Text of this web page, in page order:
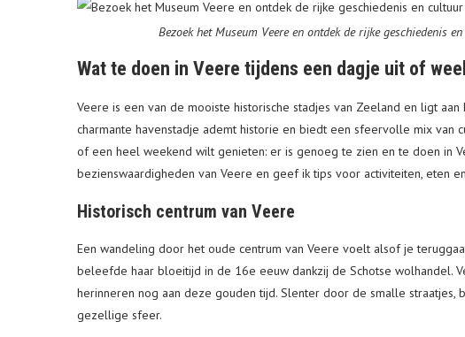
Bezoek het Museum Veere en ontdek de rijke geschiedenis
Wat te doen in Veere tijdens een dagje uit of
Veere is een van de mooiste historische stadjes van Zeeland en ligt
charmante havenstadje ademt historie en biedt een sfeervolle mix van
of een heel weekend wilt genieten: er is genoeg te zien en te doen in
bezienswaardigheden van Veere en geef ik tips voor activiteiten, eten
Historisch centrum van Veere
Een wandeling door het oude centrum van Veere voelt alsof je
beleefde haar bloeitijd in de 16e eeuw dankzij de Schotse wolhandel.
herinneren nog aan deze gouden tijd. Slenter door de smalle
gezellige sfeer.